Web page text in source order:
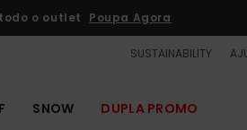
o outlet Poupa Agora
SUSTAINABILITY
SNOW DUPLA PROMO